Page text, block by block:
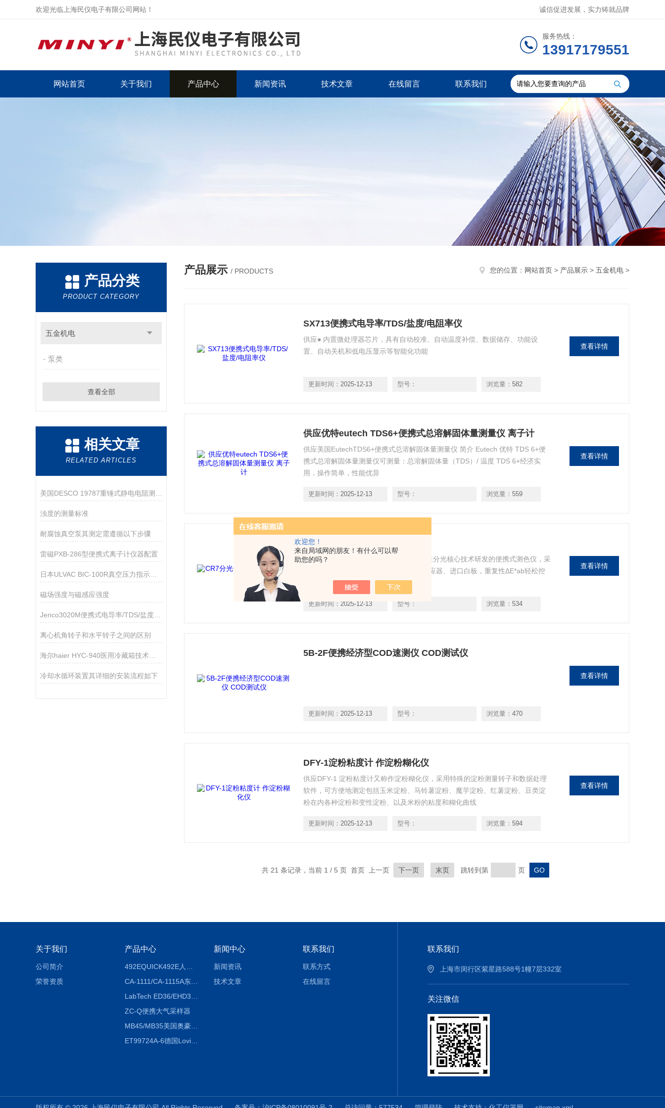
欢迎您！
来自局域网的朋友！有什么可以帮
助您的吗？
欢迎光临上海民仪电子有限公司网站！ 诚信促进发展，实力铸就品牌
服务热线：
13917179551
网站首页 关于我们 产品中心 新闻资讯 技术文章 在线留言 联系我们
产品分类
PRODUCT CATEGORY
五金机电
泵类
查看全部
相关文章
RELATED ARTICLES
浊度的测量标准
耐腐蚀真空泵其测定需遵循以下步骤
雷磁PXB-286型便携式离子计仪器配置
日本ULVAC BIC-100R真空压力指示器技术参数
磁场强度与磁感应强度
离心机角转子和水平转子之间的区别
海尔haier HYC-940医用冷藏箱技术资料
冷却水循环装置其详细的安装流程如下
产品展示 / PRODUCTS 您的位置： 网站首页 > 产品展示 > 五金机电 >
SX713便携式电导率/TDS/盐度/电阻率仪
供应● 内置微处理器芯片，具有自动校准、自动温度补偿、数据储存、功能设
置、自动关机和低电压显示等智能化功能
更新时间： 2025-12-13 型号： 浏览量： 582
查看详情
供应优特eutech TDS6+便携式总溶解固体量测量仪 离子计
供应美国EutechTDS6+便携式总溶解固体量测量仪 简介 Eutech 优特 TDS 6+便
携式总溶解固体量测量仪可测量：总溶解固体量（TDS）/ 温度 TDS 6+经济实
用，操作简单，性能优异
更新时间： 2025-12-13 型号： 浏览量： 559
查看详情
CR7分光色差宝 便携式色差计
分光色差宝CR7（基础版）是3nh运用自主分光核心技术研发的便携式测色仪，采
用内置硅光电二极管阵列（双列24组）感应器、进口白板，重复性ΔE*ab轻松控
制在0.1以内
更新时间： 2025-12-13 型号： 浏览量： 534
查看详情
5B-2F便携经济型COD速测仪 COD测试仪
更新时间： 2025-12-13 型号： 浏览量： 470
查看详情
DFY-1淀粉粘度计 作淀粉糊化仪
供应DFY-1 淀粉粘度计又称作淀粉糊化仪，采用特殊的淀粉测量转子和数据处理
软件，可方便地测定包括玉米淀粉、马铃薯淀粉、魔芋淀粉、红薯淀粉、豆类淀
粉在内各种淀粉和变性淀粉、以及米粉的粘度和糊化曲线
更新时间： 2025-12-13 型号： 浏览量： 594
查看详情
共 21 条记录，当前 1 / 5 页 首页 上一页 下一页 末页 跳转到第 页
关于我们
公司简介
荣誉资质
产品中心
CA-1111/CA-1115A东京理化EYELA CA-1111/CA-1115A冷却水循环装置
ZC-Q便携大气采样器
MB45/MB35美国奥豪斯OHAUS MB45/MB35卤素红外水分测定仪
ET99724A-6德国Lovibond ET99724A-6微电脑BOD测定仪
新闻中心
新闻资讯
技术文章
联系我们
联系方式
在线留言
联系我们
上海市闵行区紫星路588号1幢7层332室
关注微信